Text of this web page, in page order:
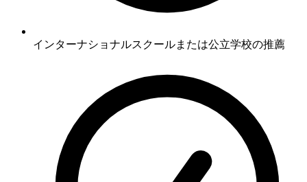
インターナショナルスクールまたは公立学校の推薦